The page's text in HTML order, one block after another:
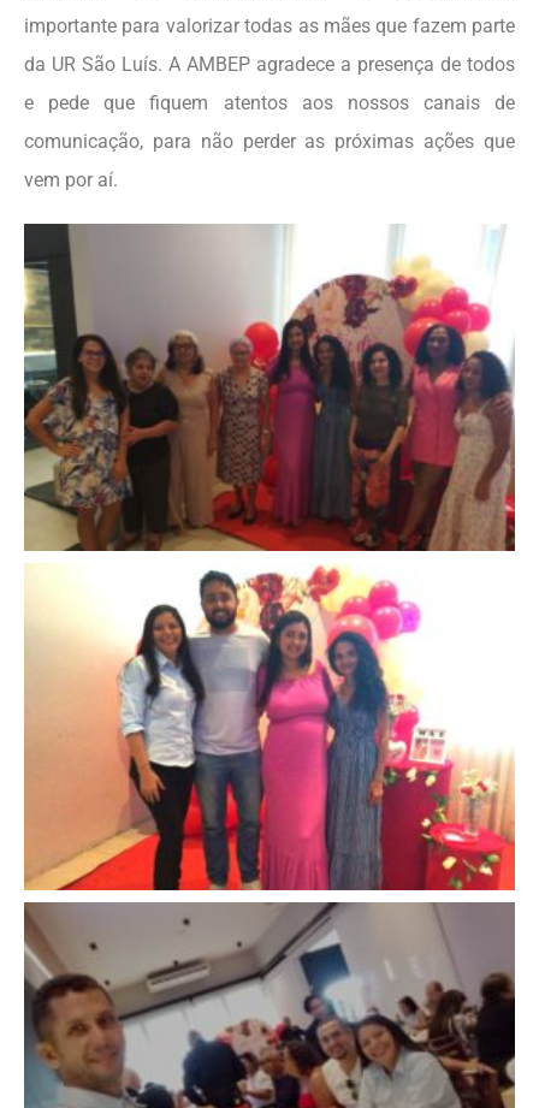
importante para valorizar todas as mães que fazem parte
da UR São Luís. A AMBEP agradece a presença de todos
e pede que fiquem atentos aos nossos canais de
comunicação, para não perder as próximas ações que
vem por aí.